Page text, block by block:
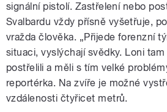
signální pistolí. Zastřelení nebo
Svalbardu vždy přísně vyšetřuje,
vražda člověka. „Přijede forenzní
situaci, vyslýchají svědky. Loni
postřelili a měli s tím velké
reportérka. Na zvíře je možné
vzdálenosti čtyřicet metrů.